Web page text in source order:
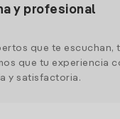
y profesional
que te escuchan,
que tu experiencia
y satisfactoria.